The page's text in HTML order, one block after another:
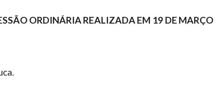
ORDINÁRIA REALIZADA EM 19 DE MARÇO